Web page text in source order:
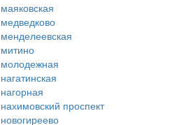
маяковская
медведково
менделеевская
митино
молодежная
нагатинская
нагорная
нахимовский проспект
новогиреево